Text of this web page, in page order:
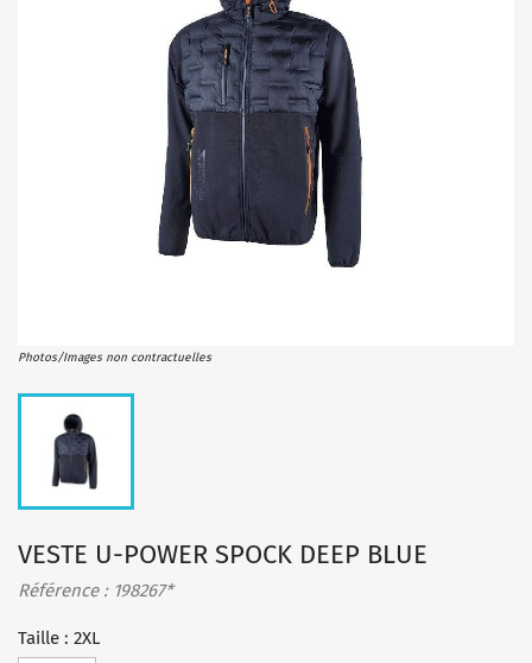
Photos/Images non contractuelles
VESTE U-POWER SPOCK DEEP BLUE
Référence : 198267*
Taille : 2XL